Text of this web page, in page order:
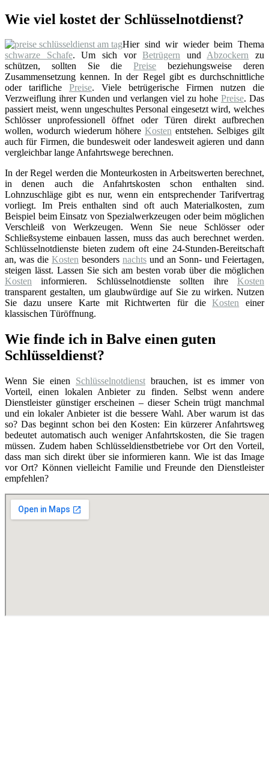
Wie viel kostet der Schlüsselnotdienst?
Hier sind wir wieder beim Thema
schwarze Schafe. Um sich vorBetrügern undAbzockern zu
schützen, sollten Sie diePreise beziehungsweise deren
Zusammensetzung kennen. In der Regel gibt es durchschnittliche
oder tarifliche Preise. Viele betrügerische Firmen nutzen die
Verzweiflung ihrer Kunden und verlangen viel zu hohe Preise. Das
passiert meist, wenn ungeschultes Personal eingesetzt wird, welches
Schlösser unprofessionell öffnet oder Türen direkt aufbrechen
wollen, wodurch wiederum höhere Kosten entstehen. Selbiges gilt
auch für Firmen, die bundesweit oder landesweit agieren und dann
vergleichbar lange Anfahrtswege berechnen.
In der Regel werden die Monteurkosten in Arbeitswerten berechnet,
in denen auch die Anfahrtskosten schon enthalten sind.
Lohnzuschläge gibt es nur, wenn ein entsprechender Tarifvertrag
vorliegt. Im Preis enthalten sind oft auch Materialkosten, zum
Beispiel beim Einsatz von Spezialwerkzeugen oder beim möglichen
Verschleiß von Werkzeugen. Wenn Sie neue Schlösser oder
Schließsysteme einbauen lassen, muss das auch berechnet werden.
Schlüsselnotdienste bieten zudem oft eine 24-Stunden-Bereitschaft
an, was die Kosten besonders nachts und an Sonn- und Feiertagen,
steigen lässt. Lassen Sie sich am besten vorab über die möglichen
Kosten informieren. Schlüsselnotdienste sollten ihre Kosten
transparent gestalten, um glaubwürdige auf Sie zu wirken. Nutzen
Sie dazu unsere Karte mit Richtwerten für dieKosten einer
klassischen Türöffnung.
Wie finde ich in Balve einen guten
Schlüsseldienst?
Wenn Sie einen Schlüsselnotdienst brauchen, ist es immer von
Vorteil, einen lokalen Anbieter zu finden. Selbst wenn andere
Dienstleister günstiger erscheinen – dieser Schein trügt manchmal
und ein lokaler Anbieter ist die bessere Wahl. Aber warum ist das
so? Das beginnt schon bei den Kosten: Ein kürzerer Anfahrtsweg
bedeutet automatisch auch weniger Anfahrtskosten, die Sie tragen
müssen. Zudem haben Schlüsseldienstbetriebe vor Ort den Vorteil,
dass man sich direkt über sie informieren kann. Wie ist das Image
vor Ort? Können vielleicht Familie und Freunde den Dienstleister
empfehlen?